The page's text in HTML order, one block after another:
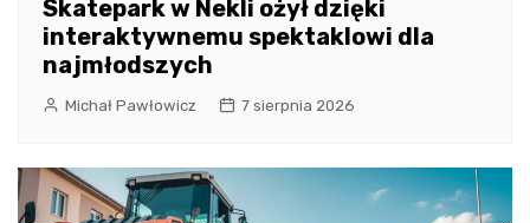
Skatepark w Nekli ożył dzięki
interaktywnemu spektaklowi dla
najmłodszych
Michał Pawłowicz 7 sierpnia 2026